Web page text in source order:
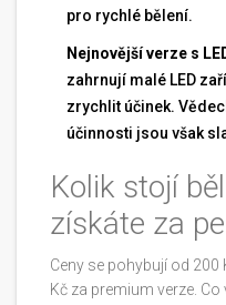
pro rychlé bělení.
Nejnovější verze s
zahrnují malé LED
zrychlit účinek.
účinnosti jsou však
Kolik stojí
získáte za
Ceny se pohybují od 200
Kč za premium verze.